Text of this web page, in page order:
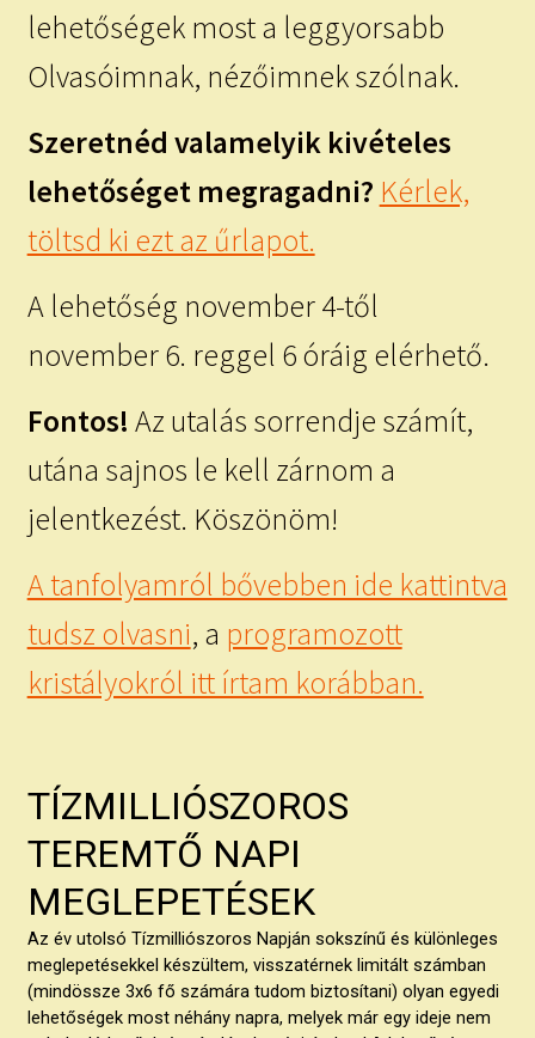
lehetőségek most a leggyorsabb
Olvasóimnak, nézőimnek szólnak.
Szeretnéd valamelyik kivételes
lehetőséget megragadni? Kérlek,
töltsd ki ezt az űrlapot.
A lehetőség november 4-től
november 6. reggel 6 óráig elérhető.
Fontos! Az utalás sorrendje számít,
utána sajnos le kell zárnom a
jelentkezést. Köszönöm!
A tanfolyamról bővebben ide kattintva
tudsz olvasni, a programozott
kristályokról itt írtam korábban.